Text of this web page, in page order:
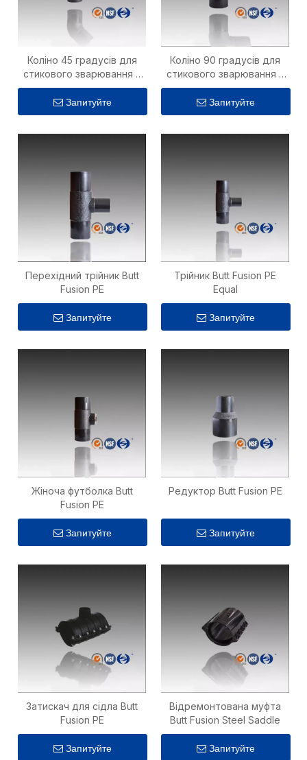
Коліно 45 градусів для
стикового зварювання з
поліетилену
Запитуйте
Коліно 90 градусів для
стикового зварювання з
поліетилену
Запитуйте
Перехідний трійник Butt
Fusion PE
Запитуйте
Трійник Butt Fusion PE
Equal
Запитуйте
Жіноча футболка Butt
Fusion PE
Запитуйте
Редуктор Butt Fusion PE
Запитуйте
Затискач для сідла Butt
Fusion PE
Запитуйте
Відремонтована муфта
Butt Fusion Steel Saddle
Запитуйте